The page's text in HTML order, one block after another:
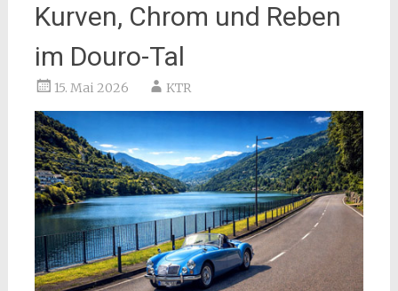
Kurven, Chrom und Reben
im Douro-Tal
15. Mai 2026 KTR